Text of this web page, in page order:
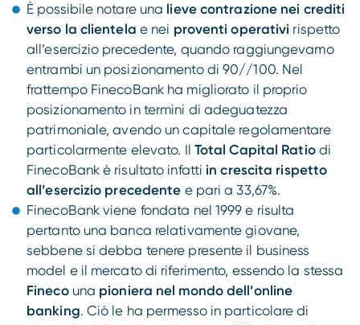
È possibile notare una lieve contrazione nei crediti
verso la clientela e nei proventi operativi rispetto
all’esercizio precedente, quando raggiungevamo
entrambi un posizionamento di 90//100. Nel
frattempo FinecoBank ha migliorato il proprio
posizionamento in termini di adeguatezza
patrimoniale, avendo un capitale regolamentare
particolarmente elevato. Il Total Capital Ratiodi
FinecoBank è risultato infatti in crescita rispetto
all’esercizio precedente e pari a 33,67%.
FinecoBank viene fondata nel 1999 e risulta
pertanto una banca relativamente giovane,
sebbene si debba tenere presente il business
model e il mercato di riferimento, essendo la stessa
Finecouna pioniera nel mondo dell’online
banking. Ciò le ha permesso in particolare di